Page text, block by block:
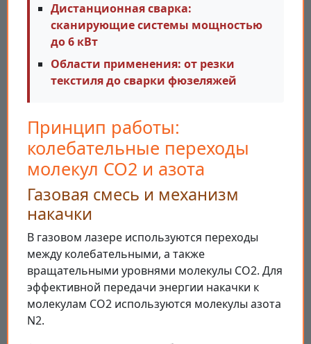
Дистанционная сварка:
сканирующие системы мощностью
до 6 кВт
Области применения: от резки
текстиля до сварки фюзеляжей
Принцип работы:
колебательные переходы
молекул CO2 и азота
Газовая смесь и механизм
накачки
В газовом лазере используются переходы
между колебательными, а также
вращательными уровнями молекулы CO2. Для
эффективной передачи энергии накачки к
молекулам CO2 используются молекулы азота
N2.